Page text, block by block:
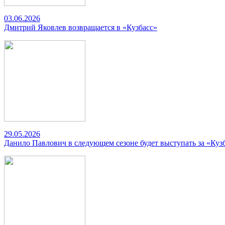
03.06.2026
Дмитрий Яковлев возвращается в «Кузбасс»
29.05.2026
Данило Павлович в следующем сезоне будет выступать за